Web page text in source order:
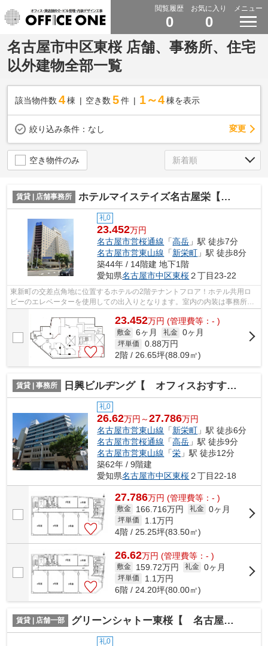
閲覧履歴
0
お気に入り
0
メニュー
名古屋市中区東桜 店舗、事務所、住宅
以外建物全部一覧
該当物件数 4棟 空き数 5 件 1～4 棟を表示
絞り込み条件： なし 変更
空き物件のみ
賃貸 | 店舗事務所 ホテルマイステイズ名古屋栄【 店舗系おすすめ 】
礼0
23.452万円
名古屋市営桜通線 「高岳 」駅 徒歩7分
名古屋市営東山線 「新栄町 」駅 徒歩8分
築44年 / 14階建 地下1階
愛知県名古屋市中区東桜２丁目23-22
東新町の交差点角地に位置するホテルの2階テナントフロア！ホテル共用ロ
ビーのエレベーターを使用しての出入りとなります。室内の内装は事務所仕
23.452万円 (管理費等：- )
敷金 6ヶ月 礼金 0ヶ月
坪単価 0.88万円
2階 / 26.65坪(88.09㎡)
賃貸 | 事務所 日興ビルヂング【 オフィスおすすめ 】
礼0
26.62万円～27.786万円
名古屋市営東山線 「新栄町 」駅 徒歩6分
名古屋市営桜通線 「高岳 」駅 徒歩9分
名古屋市営東山線 「栄 」駅 徒歩12分
築62年 / 9階建
愛知県名古屋市中区東桜２丁目22-18
27.786万円 (管理費等：- )
敷金 166.716万円 礼金 0ヶ月
坪単価 1.1万円
4階 / 25.25坪(83.50㎡)
26.62万円 (管理費等：- )
敷金 159.72万円 礼金 0ヶ月
坪単価 1.1万円
6階 / 24.20坪(80.00㎡)
賃貸 | 店舗一部 グリーンシャトー東桜【 名古屋の貸事務所・貸オフィス 】
礼0